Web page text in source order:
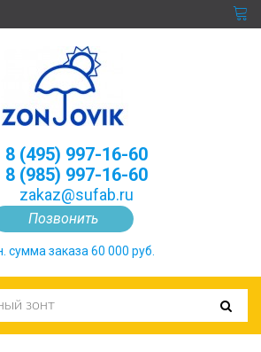
Позвонить
8 (495) 997-16-60
8 (985) 997-16-60
zakaz@sufab.ru
сумма заказа 60 000 руб.